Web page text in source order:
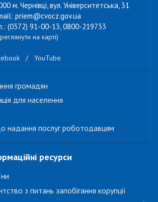
м. Чернівці, вул. Університетська, 31
priem@cvocz.gov.ua
(0372) 91-00-13, 0800-219733
на карті)
/ YouTube
громадян
для населення
надання послуг роботодавцям
ресурси
з питань запобігання корупції